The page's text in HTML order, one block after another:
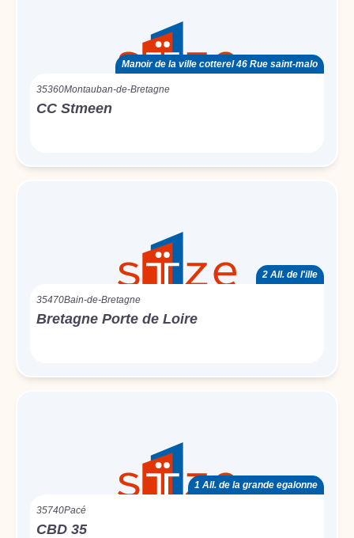
Manoir de la ville cotterel 46 Rue saint-malo
35360Montauban-de-Bretagne
CC Stmeen
2 All. de l'ille
35470Bain-de-Bretagne
Bretagne Porte de Loire
1 All. de la grande egalonne
35740Pacé
CBD 35